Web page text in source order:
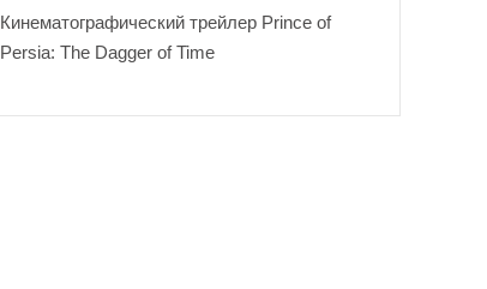
Кинематографический трейлер Prince of
Persia: The Dagger of Time